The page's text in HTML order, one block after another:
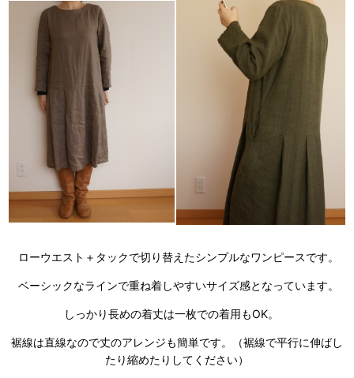
ローウエスト＋タックで切り替えたシンプルなワンピースです。
ベーシックなラインで重ね着しやすいサイズ感となっています。
しっかり長めの着丈は一枚での着用もOK。
裾線は直線なので丈のアレンジも簡単です。（裾線で平行に伸ばし
たり縮めたりしてください）